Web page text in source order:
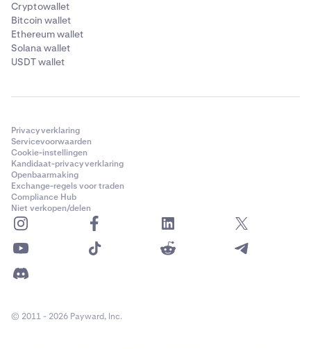
Cryptowallet
Bitcoin wallet
Ethereum wallet
Solana wallet
USDT wallet
Privacyverklaring
Servicevoorwaarden
Cookie-instellingen
Kandidaat-privacyverklaring
Openbaarmaking
Exchange-regels voor traden
Compliance Hub
Niet verkopen/delen
© 2011 - 2026 Payward, Inc.